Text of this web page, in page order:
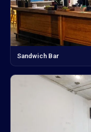
Sandwich Bar